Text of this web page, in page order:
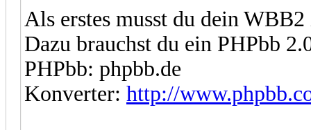
Als erstes musst du dein
Dazu brauchst du ein PHPbb
PHPbb: phpbb.de
Konverter: http://